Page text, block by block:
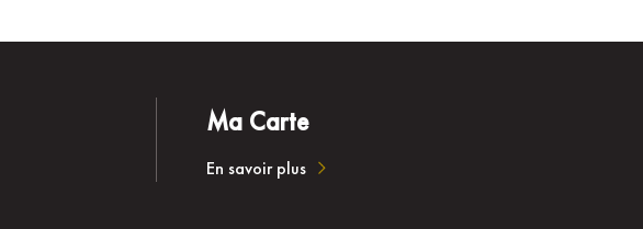
Ma Carte
En savoir plus